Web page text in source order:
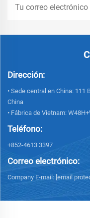
Dirección:
• Sede central en China: 111
China
• Fábrica de Vietnam:
Teléfono:
+852-4613 3397
Correo electrónico:
Company E-mail: [email